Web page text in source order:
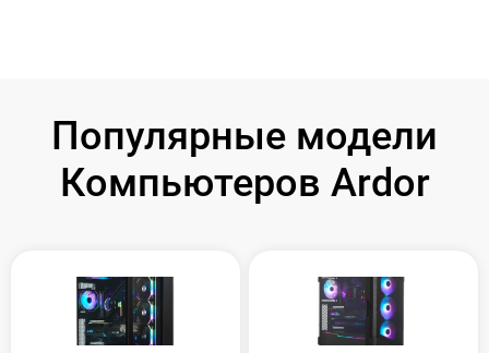
Популярные модели
Компьютеров Ardor